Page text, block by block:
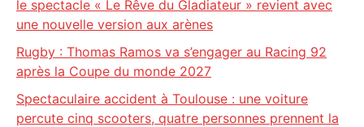
le spectacle « Le Rêve du Gladiateur » revient avec
une nouvelle version aux arènes
Rugby : Thomas Ramos va s’engager au Racing 92
après la Coupe du monde 2027
Spectaculaire accident à Toulouse : une voiture
percute cinq scooters, quatre personnes prennent la